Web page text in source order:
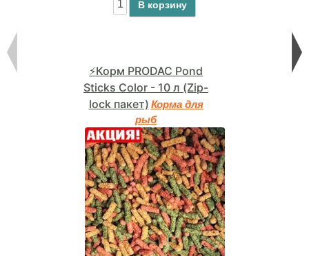
В корзину
⚡Корм PRODAC Pond
Sticks Color - 10 л (Zip-
lock пакет) Корма для
рыб